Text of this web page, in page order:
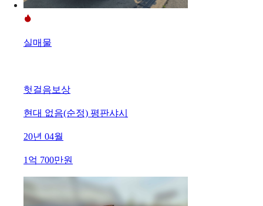
실매물
헛걸음보상
현대 없음(순정) 평판샤시
20년 04월
1억 700만원